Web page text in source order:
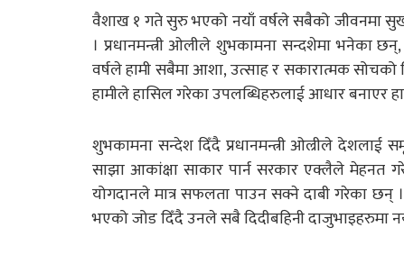
वैशाख १ गते सुरु भएको नयाँ वर्षले सबैको जीवनमा सुख,
। प्रधानमन्त्री ओलीले शुभकामना सन्दशेमा भनेका छन्,
वर्षले हामी सबैमा आशा, उत्साह र सकारात्मक
हामीले हासिल गरेका उपलब्धिहरुलाई आधार बनाएर
शुभकामना सन्देश दिँदै प्रधानमन्त्री ओल्रीले देशलाई
साझा आकांक्षा साकार पार्न सरकार एक्लैले मेहनत
योगदानले मात्र सफलता पाउन सक्ने दाबी गरेका छन्
भएको जोड दिँदै उनले सबै दिदीबहिनी दाजुभाइहरुमा